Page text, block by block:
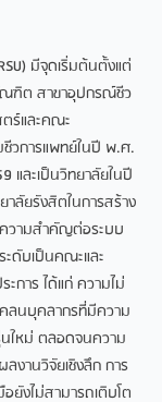
มีจุดเริ่มต้นตั้งแต่
ฑิต สาขาอุปกรณ์ชีว
ร์และคณะ
วการแพทย์ในปี พ.ศ.
และเป็นวิทยาลัยในปี
ลัยรังสิตในการสร้าง
ความสำคัญต่อระบบ
ะดับเป็นคณะและ
การ ได้แก่ ความไม่
ลนบุคลากรที่มีความ
นใหม่ ตลอดจนความ
งานวิจัยเชิงลึก การ
ยังไม่สามารถเติบโต